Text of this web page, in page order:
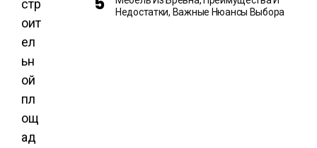
Недостатки, Важные Нюансы Выбора